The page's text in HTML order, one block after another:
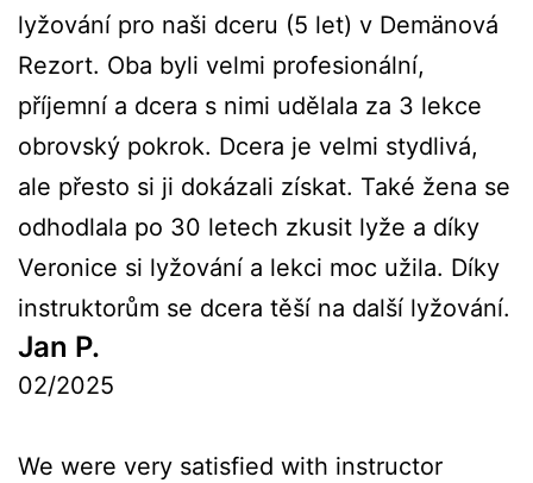
lyžování pro naši dceru (5 let) v Demänová
Rezort. Oba byli velmi profesionální,
příjemní a dcera s nimi udělala za 3 lekce
obrovský pokrok. Dcera je velmi stydlivá,
ale přesto si ji dokázali získat. Také žena se
odhodlala po 30 letech zkusit lyže a díky
Veronice si lyžování a lekci moc užila. Díky
instruktorům se dcera těší na další lyžování.
Jan P.
02/2025
We were very satisfied with instructor